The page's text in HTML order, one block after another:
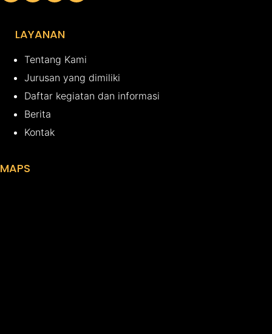
LAYANAN
Tentang Kami
Jurusan yang dimiliki
Daftar kegiatan dan informasi
Berita
Kontak
MAPS